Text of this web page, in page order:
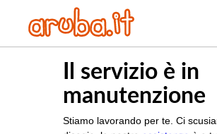
Il servizio è in
manutenzione
Stiamo lavorando per te. Ci